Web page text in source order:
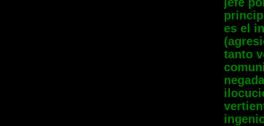
es el
tanto